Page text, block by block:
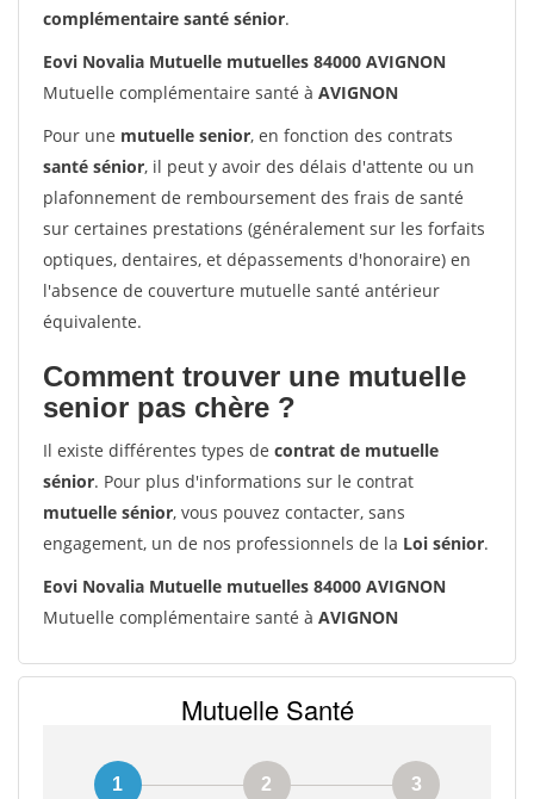
complémentaire santé sénior.
Eovi Novalia Mutuelle mutuelles 84000 AVIGNON
Mutuelle complémentaire santé à AVIGNON
Pour une mutuelle senior, en fonction des contrats
santé sénior, il peut y avoir des délais d'attente ou un
plafonnement de remboursement des frais de santé
sur certaines prestations (généralement sur les forfaits
optiques, dentaires, et dépassements d'honoraire) en
l'absence de couverture mutuelle santé antérieur
équivalente.
Comment trouver une mutuelle
senior pas chère ?
Il existe différentes types de contrat de mutuelle
sénior. Pour plus d'informations sur le contrat
mutuelle sénior, vous pouvez contacter, sans
engagement, un de nos professionnels de la Loi sénior.
Eovi Novalia Mutuelle mutuelles 84000 AVIGNON
Mutuelle complémentaire santé à AVIGNON